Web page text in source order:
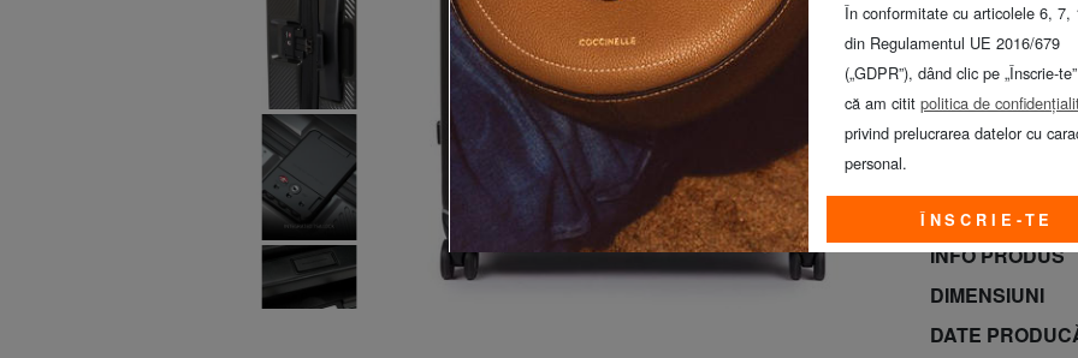
EXTRA
INFO PRODUS
DIMENSIUNI
DATE
În conformitate cu articolele 6, 7,
din Regulamentul UE 2016/679
(„GDPR”), dând clic pe „Înscrie-
că am citit politica de
privind prelucrarea datelor cu
personal.
ÎNSCRIE-TE